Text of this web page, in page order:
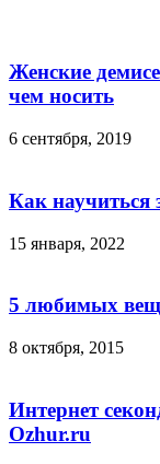
Женские
чем носить
6 сентября, 2019
Как научиться
15 января, 2022
5 любимых
8 октября, 2015
Интернет
Ozhur.ru